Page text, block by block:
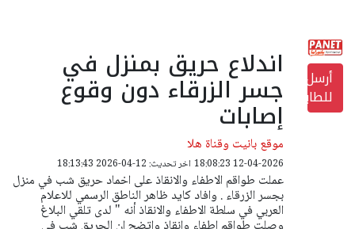
أرسل
للطابعة
اندلاع حريق بمنزل في
جسر الزرقاء دون وقوع
إصابات
موقع بانيت وقناة هلا
12-04-2026 18:08:23 اخر تحديث: 12-04-2026 18:13:43
عملت طواقم الاطفاء والانقاذ على اخماد حريق شب في منزل
بجسر الزرقاء . وافاد كايد ظاهر الناطق الرسمي للاعلام
العربي في سلطة الاطفاء والانقاذ أنه " لدى تلقي البلاغ